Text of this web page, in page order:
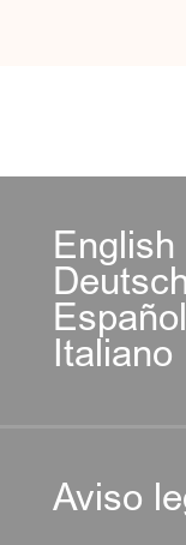
English
Italiano
Aviso